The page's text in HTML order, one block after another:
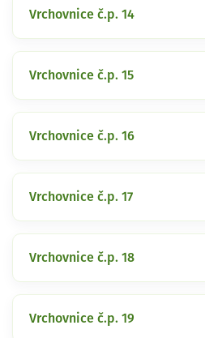
Vrchovnice č.p. 14
Vrchovnice č.p. 15
Vrchovnice č.p. 16
Vrchovnice č.p. 17
Vrchovnice č.p. 18
Vrchovnice č.p. 19